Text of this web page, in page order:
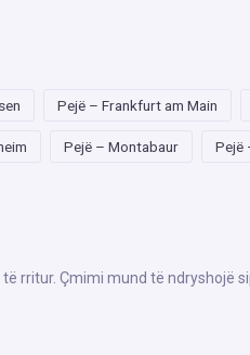
Pejë – Frankfurt am Main
Pejë – Montabaur Pejë
rritur. Çmimi mund të ndryshojë